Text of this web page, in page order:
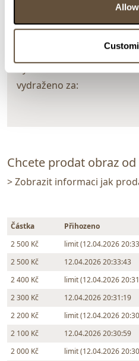
Neznámý malíř
157675. Sněžná hlídka
vydraženo za:
Chcete prodat obraz
> Zobrazit informaci jak
Částka Přihozeno
2 500 Kč
limit (12.04.2026
2 500 Kč
12.04.2026 20:33:43
2 400 Kč
limit (12.04.2026
2 300 Kč
12.04.2026 20:31:19
2 200 Kč
limit (12.04.2026
2 100 Kč
12.04.2026 20:30:59
2 000 Kč
limit (12.04.2026